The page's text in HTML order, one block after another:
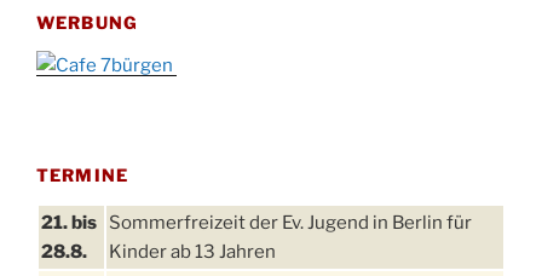
WERBUNG
TERMINE
21. bis
28.8.
Sommerfreizeit der Ev. Jugend in Berlin für
Kinder ab 13 Jahren